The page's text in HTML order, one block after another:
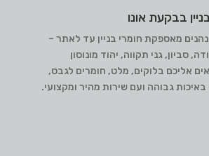
בבקעת אונו
מאספקת חומרי בניין עד לאתר –
סביון, גני תקווה, יהוד מונוסון
אליכם בלוקים, מלט, חומרים לגבס,
באיכות גבוהה ועם שירות מהיר ומקצועי.